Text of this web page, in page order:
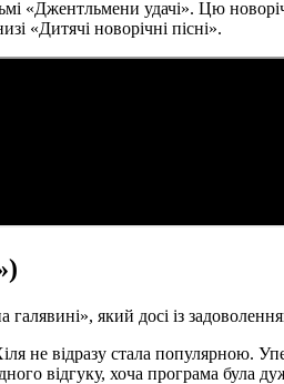
«Джентльмени удачі». Цю
«Дитячі новорічні пісні».
галявині», який досі із
не відразу стала популярною.
відгуку, хоча програма була